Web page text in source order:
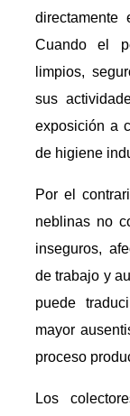
Cuando el
limpios,
sus
exposición a
de higiene
Por el
neblinas no
inseguros,
de trabajo y
puede
mayor
proceso
Los